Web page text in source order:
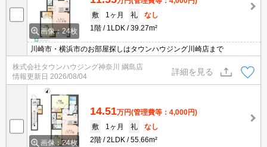
画像：24枚
敷
1ヶ月 礼
なし
1階
1LDK 39.27m²
川崎市・横浜市のお部屋探しはタウンハウジング川崎店まで
株式会社タウンハウジング神奈川 綱島店
情報更新日 2026/08/04
詳細を見る
画像：24枚
14.51万円(管理費等：4,000円)
敷
1ヶ月 礼
なし
2階
2LDK 55.66m²